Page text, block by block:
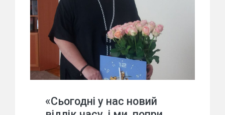
«Сьогодні у нас новий